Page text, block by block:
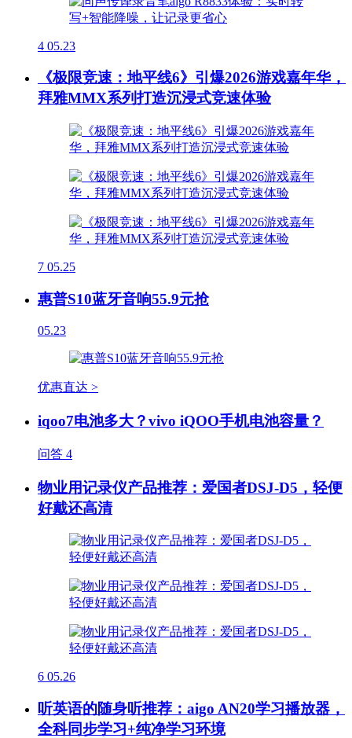
4 05.23
《极限竞速：地平线6》引爆2026游戏嘉年华，
拜雅MMX系列打造沉浸式竞速体验
7 05.25
惠普S10蓝牙音响55.9元抢
05.23
优惠直达 >
iqoo7电池多大？vivo iQOO手机电池容量？
问答 4
物业用记录仪产品推荐：爱国者DSJ-D5，轻便
好戴还高清
6 05.26
听英语的随身听推荐：aigo AN20学习播放器，
全科同步学习+纯净学习环境